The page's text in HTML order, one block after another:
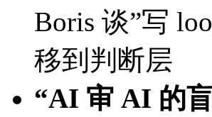
Boris 谈”写
移到判断层
“AI 审 AI 的